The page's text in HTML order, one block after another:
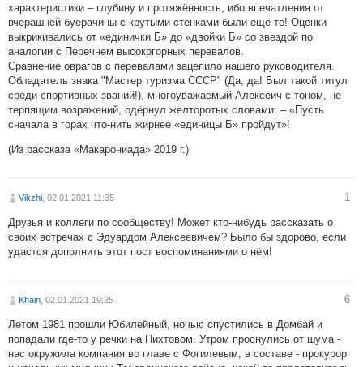
характеристики – глубину и протяжённость, ибо впечатления от
вчерашней буерачины с крутыми стенками были ещё те! Оценки
выкрикивались от «единички Б» до «двойки Б» со звездой по
аналогии с Перечнем высокогорных перевалов.
Сравнение оврагов с перевалами зацепило нашего руководителя.
Обладатель знака "Мастер туризма СССР" (Да, да! Был такой титул
среди спортивных званий!), многоуважаемый Алексеич с тоном, не
терпящим возражений, одёрнул желторотых словами: – «Пусть
сначала в горах что-нить жирнее «единицы Б» пройдут»!
(Из рассказа «Макарониада» 2019 г.)
Vikzhi , 02.01.2021 11:35 1
Друзья и коллеги по сообществу! Может кто-нибудь рассказать о
своих встречах с Эдуардом Алексеевичем? Было бы здорово, если
удастся дополнить этот пост воспоминаниями о нём!
Khain , 02.01.2021 19:25 6
Летом 1981 прошли Юбилейный, ночью спустились в Домбай и
попадали где-то у речки на Пихтовом. Утром проснулись от шума -
нас окружила компания во главе с Фогилевым, в составе - прокурор